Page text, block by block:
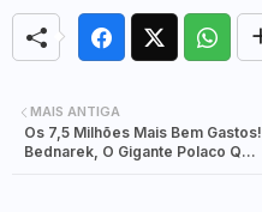
MAIS ANTIGA
Os 7,5 Milhões Mais Bem Gastos!
Bednarek, O Gigante Polaco Que